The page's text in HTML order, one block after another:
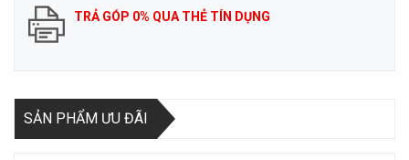
TRẢ GÓP 0% QUA THẺ TÍN DỤNG
SẢN PHẨM ƯU ĐÃI